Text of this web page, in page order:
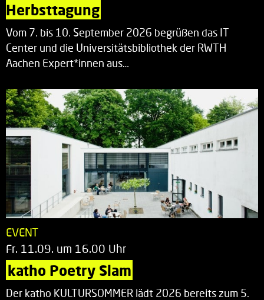
Herbsttagung
Vom 7. bis 10. September 2026 begrüßen das IT
Center und die Universitätsbibliothek der RWTH
Aachen Expert*innen aus…
EVENT
Fr. 11.09. um 16.00 Uhr
katho Poetry Slam
Der katho KULTURSOMMER lädt 2026 bereits zum 5.